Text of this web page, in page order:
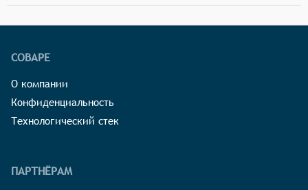
СОВАРЕ
О компании
Конфиденциальность
Технологический стек
ПАРТНЁРАМ